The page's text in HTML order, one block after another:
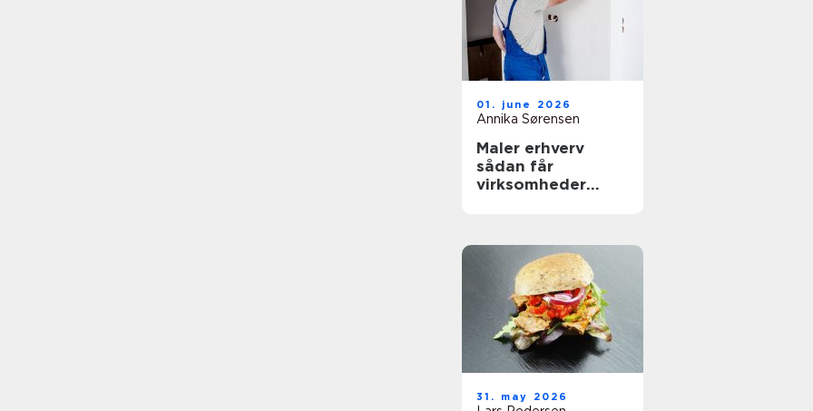
01. june 2026
Annika Sørensen
Maler erhverv
sådan får
virksomheder
31. may 2026